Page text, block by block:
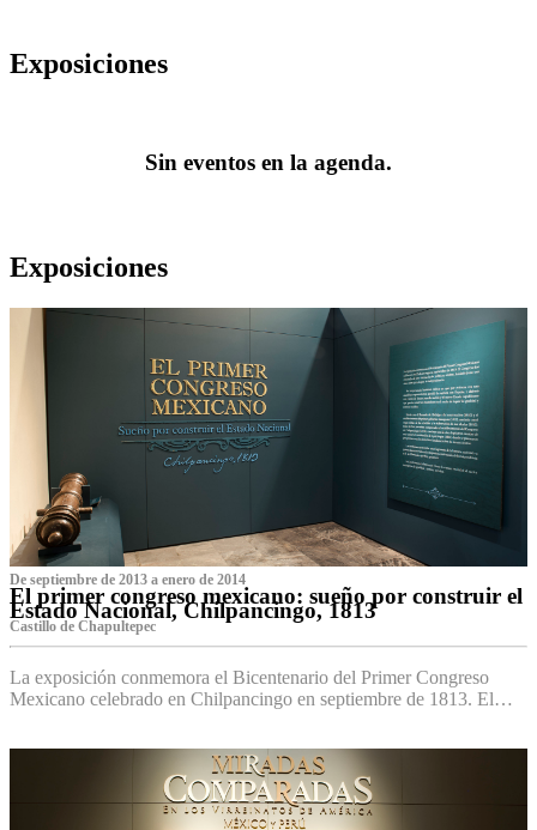
Exposiciones
Sin eventos en la agenda.
Exposiciones
De septiembre de 2013 a enero de 2014
El primer congreso mexicano: sueño por construir el
Estado Nacional, Chilpancingo, 1813
Castillo de Chapultepec
La exposición conmemora el Bicentenario del Primer Congreso
Mexicano celebrado en Chilpancingo en septiembre de 1813. El…